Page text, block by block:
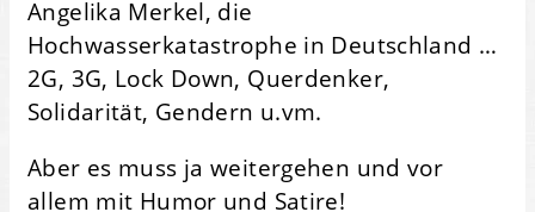
Angelika Merkel, die
Hochwasserkatastrophe in Deutschland …
2G, 3G, Lock Down, Querdenker,
Solidarität, Gendern u.vm.
­­­­­­­­­­­­­­­­­­Aber es muss ja weitergehen und vor
allem mit Humor und Satire!